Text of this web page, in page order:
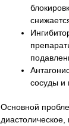
сосуды и
Основной